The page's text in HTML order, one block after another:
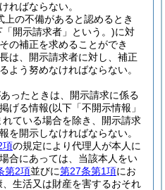
ればならない。
の不備があると認めるとき
「開示請求者」という。)に対
の補正を求めることができ
は、開示請求者に対し、補正
よう努めなければならない。
ったときは、開示請求に係る
げる情報(以下「不開示情報」
ている場合を除き、開示請求
を開示しなければならない。
項の規定により代理人が本人に
合にあっては、当該本人をい
第2項並びに第27条第1項にお
生活又は財産を害するおそれ